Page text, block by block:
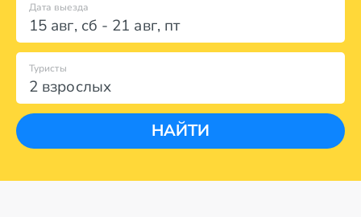
Дата выезда
15 авг, сб - 21 авг, пт
2 взрослых
Туристы
НАЙТИ